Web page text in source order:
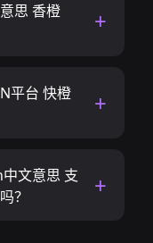
思 香橙
平台 快橙
文意思 支
？